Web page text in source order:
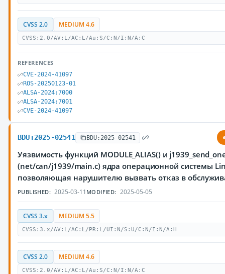
CVSS 2.0 MEDIUM 4.6
CVSS:2.0/AV:L/AC:L/Au:S/C:N/I:N/A:C
REFERENCES
CVE-2024-41097
ROS-20250123-01
ALSA-2024:7000
ALSA-2024:7001
CVE-2024-41097
BDU:2025-02541 BDU:2025-02541
Уязвимость функций MODULE_ALIAS() и
(net/can/j1939/main.c) ядра операционной системы
позволяющая нарушителю вызвать отказ в
PUBLISHED: 2025-03-11 MODIFIED: 2025-05-05
CVSS 3.x MEDIUM 5.5
CVSS:3.x/AV:L/AC:L/PR:L/UI:N/S:U/C:N/I:N/A:H
CVSS 2.0 MEDIUM 4.6
CVSS:2.0/AV:L/AC:L/Au:S/C:N/I:N/A:C